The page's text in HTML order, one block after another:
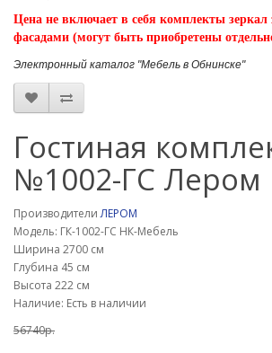
Цена не включает в себя комплекты
фасадами (могут быть приобретены
Электронный каталог "Мебель в Обнинске"
Гостиная
№1002-ГС Лером
ПроизводителиЛЕРОМ
Модель: ГК-1002-ГС НК-Мебель
Ширина 2700 см
Глубина 45 см
Высота 222 см
Наличие: Есть в наличии
56740р.